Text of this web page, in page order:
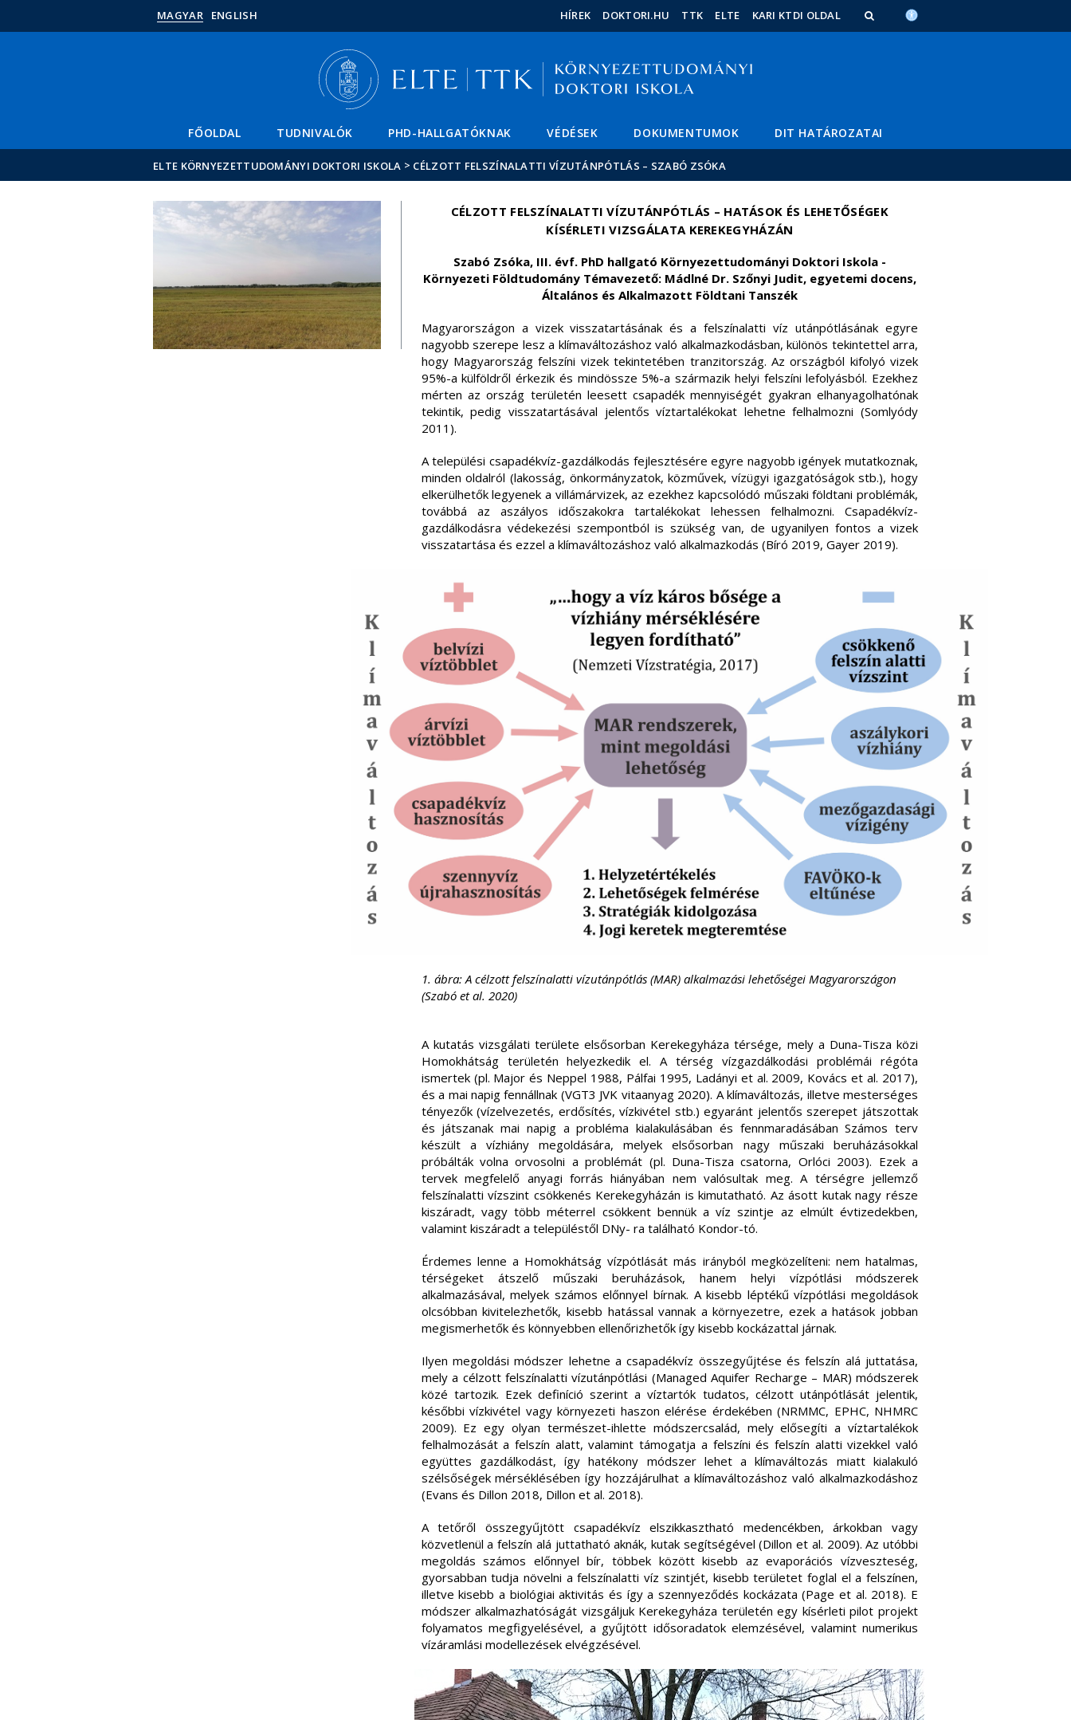
Hírek
Események
ELTE a
MAGYAR ENGLISH HÍREK DOKTORI.HU TTK ELTE KARI KTDI OLDAL
FŐOLDAL TUDNIVALÓK PHD-HALLGATÓKNAK VÉDÉSEK DOKUMENTUMOK DIT HATÁROZATAI
ELTE KÖRNYEZETTUDOMÁNYI DOKTORI ISKOLA > CÉLZOTT FELSZÍNALATTI VÍZUTÁNPÓTLÁS – SZABÓ ZSÓKA
CÉLZOTT FELSZÍNALATTI VÍZUTÁNPÓTLÁS – HATÁSOK ÉS LEHETŐSÉGEK
KÍSÉRLETI VIZSGÁLATA KEREKEGYHÁZÁN
Szabó Zsóka, III. évf. PhD hallgató Környezettudományi Doktori Iskola -
Környezeti Földtudomány Témavezető: Mádlné Dr. Szőnyi Judit, egyetemi docens,
Általános és Alkalmazott Földtani Tanszék
Magyarországon a vizek visszatartásának és a felszínalatti víz utánpótlásának egyre
nagyobb szerepe lesz a klímaváltozáshoz való alkalmazkodásban, különös tekintettel arra,
hogy Magyarország felszíni vizek tekintetében tranzitország. Az országból kifolyó vizek
95%-a külföldről érkezik és mindössze 5%-a származik helyi felszíni lefolyásból. Ezekhez
mérten az ország területén leesett csapadék mennyiségét gyakran elhanyagolhatónak
tekintik, pedig visszatartásával jelentős víztartalékokat lehetne felhalmozni (Somlyódy
2011).
A települési csapadékvíz-gazdálkodás fejlesztésére egyre nagyobb igények mutatkoznak,
minden oldalról (lakosság, önkormányzatok, közművek, vízügyi igazgatóságok stb.), hogy
elkerülhetők legyenek a villámárvizek, az ezekhez kapcsolódó műszaki földtani problémák,
továbbá az aszályos időszakokra tartalékokat lehessen felhalmozni. Csapadékvíz-
gazdálkodásra védekezési szempontból is szükség van, de ugyanilyen fontos a vizek
visszatartása és ezzel a klímaváltozáshoz való alkalmazkodás (Bíró 2019, Gayer 2019).
1. ábra: A célzott felszínalatti vízutánpótlás (MAR) alkalmazási lehetőségei Magyarországon
(Szabó et al. 2020)
A kutatás vizsgálati területe elsősorban Kerekegyháza térsége, mely a Duna-Tisza közi
Homokhátság területén helyezkedik el. A térség vízgazdálkodási problémái régóta
ismertek (pl. Major és Neppel 1988, Pálfai 1995, Ladányi et al. 2009, Kovács et al. 2017),
és a mai napig fennállnak (VGT3 JVK vitaanyag 2020). A klímaváltozás, illetve mesterséges
tényezők (vízelvezetés, erdősítés, vízkivétel stb.) egyaránt jelentős szerepet játszottak
és játszanak mai napig a probléma kialakulásában és fennmaradásában Számos terv
készült a vízhiány megoldására, melyek elsősorban nagy műszaki beruházásokkal
próbálták volna orvosolni a problémát (pl. Duna-Tisza csatorna, Orlóci 2003). Ezek a
tervek megfelelő anyagi forrás hiányában nem valósultak meg. A térségre jellemző
felszínalatti vízszint csökkenés Kerekegyházán is kimutatható. Az ásott kutak nagy része
kiszáradt, vagy több méterrel csökkent bennük a víz szintje az elmúlt évtizedekben,
valamint kiszáradt a településtől DNy- ra található Kondor-tó.
Érdemes lenne a Homokhátság vízpótlását más irányból megközelíteni: nem hatalmas,
térségeket átszelő műszaki beruházások, hanem helyi vízpótlási módszerek
alkalmazásával, melyek számos előnnyel bírnak. A kisebb léptékű vízpótlási megoldások
olcsóbban kivitelezhetők, kisebb hatással vannak a környezetre, ezek a hatások jobban
megismerhetők és könnyebben ellenőrizhetők így kisebb kockázattal járnak.
Ilyen megoldási módszer lehetne a csapadékvíz összegyűjtése és felszín alá juttatása,
mely a célzott felszínalatti vízutánpótlási (Managed Aquifer Recharge – MAR) módszerek
közé tartozik. Ezek definíció szerint a víztartók tudatos, célzott utánpótlását jelentik,
későbbi vízkivétel vagy környezeti haszon elérése érdekében (NRMMC, EPHC, NHMRC
2009). Ez egy olyan természet-ihlette módszercsalád, mely elősegíti a víztartalékok
felhalmozását a felszín alatt, valamint támogatja a felszíni és felszín alatti vizekkel való
együttes gazdálkodást, így hatékony módszer lehet a klímaváltozás miatt kialakuló
szélsőségek mérséklésében így hozzájárulhat a klímaváltozáshoz való alkalmazkodáshoz
(Evans és Dillon 2018, Dillon et al. 2018).
A tetőről összegyűjtött csapadékvíz elszikkasztható medencékben, árkokban vagy
közvetlenül a felszín alá juttatható aknák, kutak segítségével (Dillon et al. 2009). Az utóbbi
megoldás számos előnnyel bír, többek között kisebb az evaporációs vízveszteség,
gyorsabban tudja növelni a felszínalatti víz szintjét, kisebb területet foglal el a felszínen,
illetve kisebb a biológiai aktivitás és így a szennyeződés kockázata (Page et al. 2018). E
módszer alkalmazhatóságát vizsgáljuk Kerekegyháza területén egy kísérleti pilot projekt
folyamatos megfigyelésével, a gyűjtött idősoradatok elemzésével, valamint numerikus
vízáramlási modellezések elvégzésével.